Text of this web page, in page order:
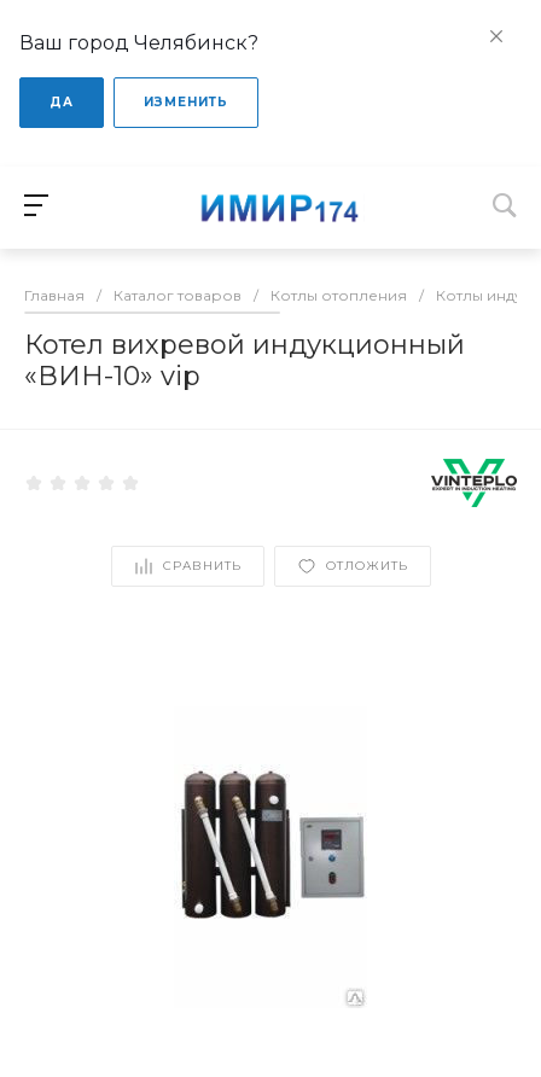
Ваш город Челябинск?
ДА ИЗМЕНИТЬ
Главная / Каталог товаров / Котлы отопления / Котлы
Котел вихревой индукционный
«ВИН-10» vip
СРАВНИТЬ ОТЛОЖИТЬ